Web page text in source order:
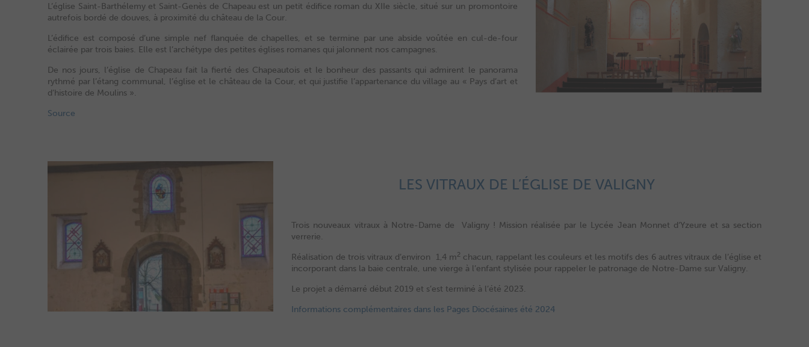
L’église Saint-Barthélemy et Saint-Genès de Chapeau est un petit édifice roman du XIIe siècle, situé sur un promontoire
autrefois bordé de douves, à proximité du château de la Cour.
L’édifice est composé d’une simple nef flanquée de chapelles, et se termine par une abside voûtée en cul-de-four
éclairée par trois baies. Elle est l’archétype des petites églises romanes qui jalonnent nos campagnes.
De nos jours, l’église de Chapeau fait la fierté des Chapeautois et le bonheur des passants qui admirent le panorama
rythmé par l’étang communal, l’église et le château de la Cour, et qui justifie l’appartenance du village au « Pays d’art et
d’histoire de Moulins ».
Source
LES VITRAUX DE L’ÉGLISE DE VALIGNY
Trois nouveaux vitraux à Notre-Dame de Valigny ! Mission réalisée par le Lycée Jean Monnet d‘Yzeure et sa section
verrerie.
Réalisation de trois vitraux d’environ 1,4 m2 chacun, rappelant les couleurs et les motifs des 6 autres vitraux de l’église et
incorporant dans la baie centrale, une vierge à l’enfant stylisée pour rappeler le patronage de Notre-Dame sur Valigny.
Le projet a démarré début 2019 et s’est terminé à l’été 2023.
Informations complémentaires dans les Pages Diocésaines été 2024